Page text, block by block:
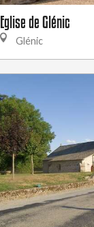
Eglise de Glénic
Glénic